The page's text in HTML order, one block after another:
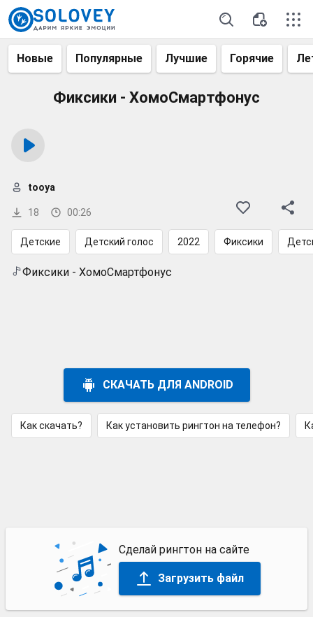
Новые Популярные Лучшие Горячие
Фиксики - ХомоСмартфонус
18 00:26
tooya
Детские Детский голос 2022 Фиксики
Фиксики - ХомоСмартфонус
СКАЧАТЬ ДЛЯ ANDROID
Как скачать? Как установить рингтон на телефон?
Сделай рингтон на сайте
Загрузить файл